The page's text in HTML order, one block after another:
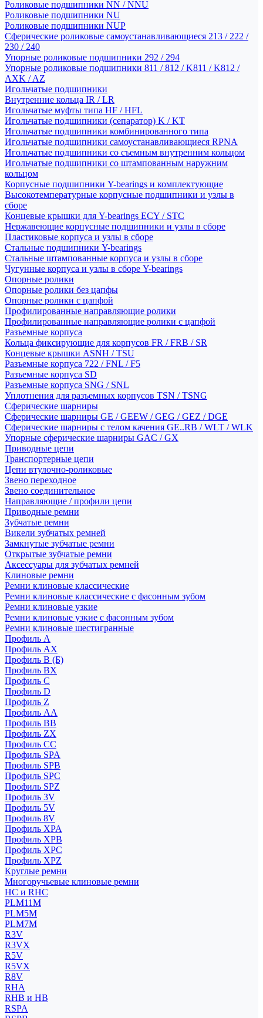
Роликовые подшипники NN / NNU
Роликовые подшипники NU
Роликовые подшипники NUP
Сферические роликовые самоустанавливающиеся 213 / 222 /
230 / 240
Упорные роликовые подшипники 292 / 294
Упорные роликовые подшипники 811 / 812 / K811 / K812 /
AXK / AZ
Игольчатые подшипники
Внутренние кольца IR / LR
Игольчатые муфты типа HF / HFL
Игольчатые подшипники (сепаратор) K / KT
Игольчатые подшипники комбинированного типа
Игольчатые подшипники самоустанавливающиеся RPNA
Игольчатые подшипники со съемным внутренним кольцом
Игольчатые подшипники со штампованным наружним
кольцом
Корпусные подшипники Y-bearings и комплектующие
Высокотемпературные корпусные подшипники и узлы в
сборе
Концевые крышки для Y-bearings ECY / STC
Нержавеющие корпусные подшипники и узлы в сборе
Пластиковые корпуса и узлы в сборе
Стальные подшипники Y-bearings
Стальные штампованные корпуса и узлы в сборе
Чугунные корпуса и узлы в сборе Y-bearings
Опорные ролики
Опорные ролики без цапфы
Опорные ролики с цапфой
Профилированные направляющие ролики
Профилированные направляющие ролики с цапфой
Разъемные корпуса
Кольца фиксирующие для корпусов FR / FRB / SR
Концевые крышки ASNH / TSU
Разъемные корпуса 722 / FNL / F5
Разъемные корпуса SD
Разъемные корпуса SNG / SNL
Уплотнения для разъемных корпусов TSN / TSNG
Сферические шарниры
Сферические шарниры GE / GEEW / GEG / GEZ / DGE
Сферические шарниры с телом качения GE..RB / WLT / WLK
Упорные сферические шарниры GAC / GX
Приводные цепи
Транспортерные цепи
Цепи втулочно-роликовые
Звено переходное
Звено соединительное
Направляющие / профили цепи
Приводные ремни
Зубчатые ремни
Викели зубчатых ремней
Замкнутые зубчатые ремни
Открытые зубчатые ремни
Аксессуары для зубчатых ремней
Клиновые ремни
Ремни клиновые классические
Ремни клиновые классические с фасонным зубом
Ремни клиновые узкие
Ремни клиновые узкие с фасонным зубом
Ремни клиновые шестигранные
Профиль A
Профиль AX
Профиль B (Б)
Профиль BX
Профиль C
Профиль D
Профиль Z
Профиль АА
Профиль BB
Профиль ZX
Профиль CC
Профиль SPA
Профиль SPB
Профиль SPC
Профиль SPZ
Профиль 3V
Профиль 5V
Профиль 8V
Профиль XPA
Профиль XPB
Профиль XPC
Профиль XPZ
Круглые ремни
Многоручьевые клиновые ремни
HC и RHC
PLM11M
PLM5M
PLM7M
R3V
R3VX
R5V
R5VX
R8V
RHA
RHB и HB
RSPA